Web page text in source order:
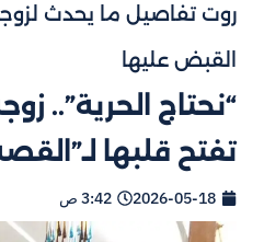
روت تفاصيل ما يحدث
القبض عليها
“نحتاج الحرية”..
تفتح قلبها
2026-05-18 3:42 ص